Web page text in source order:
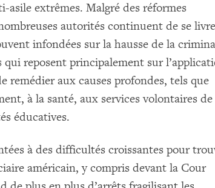
extrêmes. Malgré des réformes
autorités continuent de se
infondées sur la hausse de la
reposent principalement sur
remédier aux causes profondes, tels que
à la santé, aux services volontaires de
éducatives.
à des difficultés croissantes pour
américain, y compris devant la Cour